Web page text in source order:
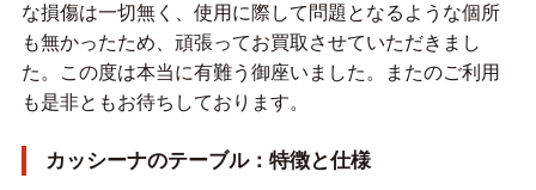
な損傷は一切無く、使用に際して問題となるような個所
も無かったため、頑張ってお買取させていただきまし
た。この度は本当に有難う御座いました。またのご利用
も是非ともお待ちしております。
カッシーナのテーブル：特徴と仕様